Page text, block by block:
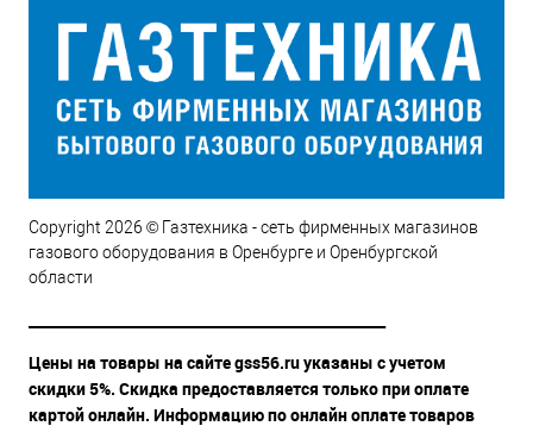
Copyright 2026 © Газтехника - сеть фирменных магазинов
газового оборудования в Оренбурге и Оренбургской
области
Цены на товары на сайте gss56.ru указаны с учетом
скидки 5%. Скидка предоставляется только при оплате
картой онлайн. Информацию по онлайн оплате товаров